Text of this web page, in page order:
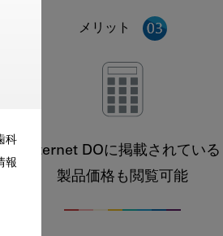
科
報
メリット
Internet DOに掲載されている
製品価格も閲覧可能